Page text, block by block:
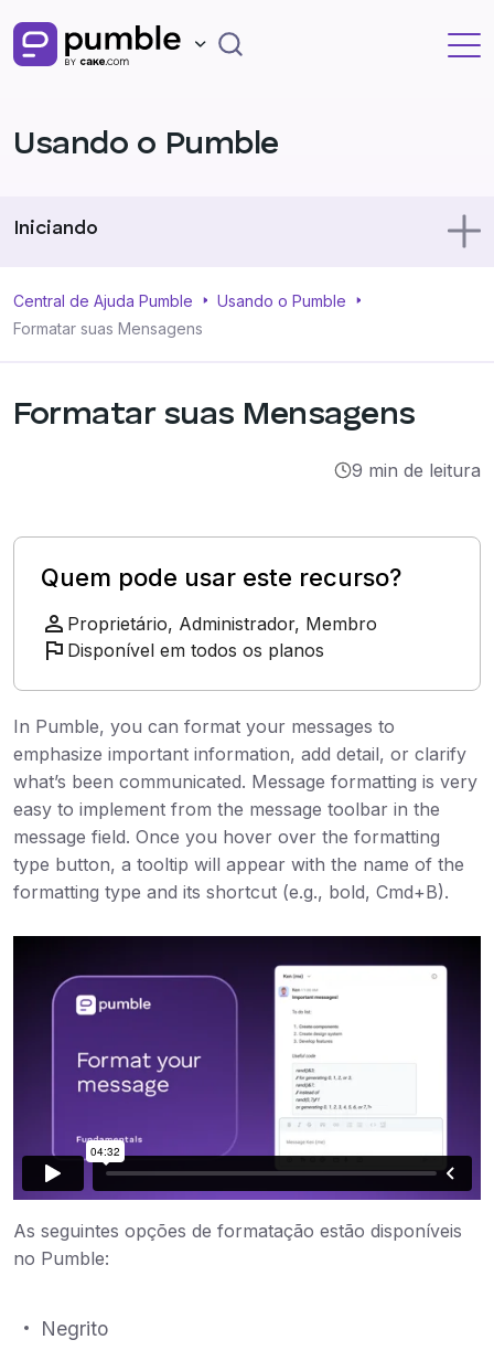
Usando o Pumble
Tutoriais
Iniciando
Usando o Pumble
Central de Ajuda Pumble
Usando o Pumble
Formatar suas Mensagens
Formatar suas Mensagens
9 min de leitura
Quem pode usar este recurso?
Proprietário, Administrador, Membro
Disponível em todos os planos
In Pumble, you can format your messages to
emphasize important information, add detail, or clarify
what’s been communicated. Message formatting is very
easy to implement from the message toolbar in the
message field. Once you hover over the formatting
type button, a tooltip will appear with the name of the
formatting type and its shortcut (e.g., bold, Cmd+B).
As seguintes opções de formatação estão disponíveis
no Pumble:
Negrito